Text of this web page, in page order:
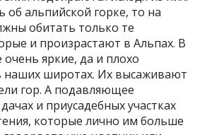
об альпийской горке, то на
обитать только те
и произрастают в Альпах. В
яркие, да и плохо
наших широтах. Их высаживают
гор. А подавляющее
и приусадебных участках
которые лично им больше